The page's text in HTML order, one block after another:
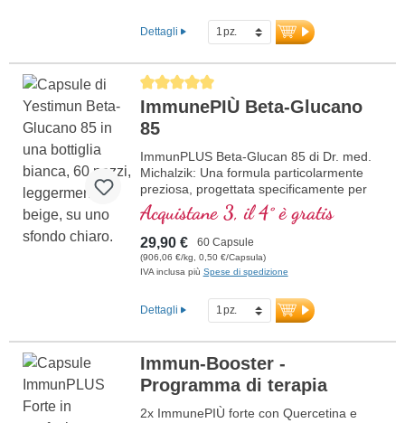
L'Inulina migliora la flora intestinale.
Sviluppato da medici. Sigillatura senza
garantiscono la massima qualità. Gusto
gradevole, perfetto per essere mescolato
in succo, yogurt, latte, acqua o assunto
direttamente.
ulteriori informazioni su ImmunPLUS
Kids Professional
Dettagli
Average rating of 5 out of 5 stars
ImmunePIÙ Beta-Glucano
85
ImmunPLUS Beta-Glucan 85 di Dr. med.
Michalzik: Una formula particolarmente
preziosa, progettata specificamente per
supportare il tuo sistema immunitario.
Contiene Yestimun® 1,3/1,6-Beta-D-
Glucan di alta qualità con un alto
contenuto di beta-glucano del 85% e
vitamina C naturale da CamuCamu. La
vitamina C naturale contribuisce alla
normale funzione del sistema immunitario.
medici, prodotto internamente in
Germania, vegano, non OGM e senza
additivi artificiali. Sigillatura senza
alluminio, certificazioni ISO e HACCP, e
Acquistane 3, il 4° è gratis
29,90 € 60 Capsule
(906,06 €/kg, 0,50 €/Capsula)
IVA inclusa più Spese di spedizione
Dettagli
Immun-Booster -
Programma di terapia
2x ImmunePIÙ forte con Quercetina e